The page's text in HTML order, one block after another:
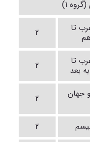
1)
تا
2
تا
بعد
2
جهان
2
2